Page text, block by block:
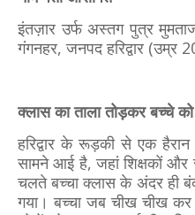
इंतज़ार उर्फ अस्तग पुत्र
गंगनहर, जनपद हरिद्वार (उम्र
क्लास का ताला तोड़कर बच्चे को
हरिद्वार के रूड़की से एक
सामने आई है, जहां शिक्षकों और
चलते बच्चा क्लास के अंदर ही
गया। बच्चा जब चीख चीख कर